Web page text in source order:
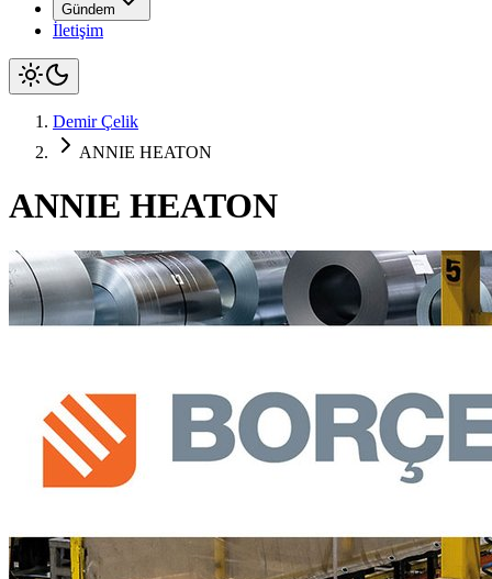
Gündem
İletişim
Demir Çelik
ANNIE HEATON
ANNIE HEATON